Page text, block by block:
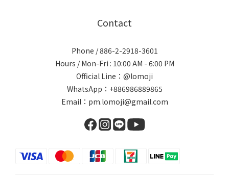
Contact
Phone / 886-2-2918-3601
Hours / Mon-Fri : 10:00 AM - 6:00 PM
Official Line：@lomoji
WhatsApp：+886986889865
Email：pm.lomoji@gmail.com